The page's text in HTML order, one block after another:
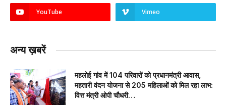
YouTube Vimeo
अन्य ख़बरें
महलोई गांव में 104 परिवारों को प्रधानमंत्री आवास,
महतारी वंदन योजना से 205 महिलाओं को मिल रहा लाभ:
वित्त मंत्री ओपी चौधरी…